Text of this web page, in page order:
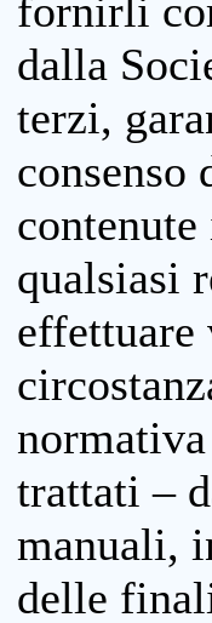
fornirli
dalla
terzi,
qualsiasi
effettuare
trattati –
manuali,
delle